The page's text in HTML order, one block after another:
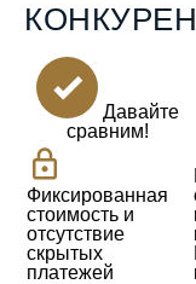
Давайте
сравним!
Фиксированная
стоимость и
отсутствие
скрытых
платежей